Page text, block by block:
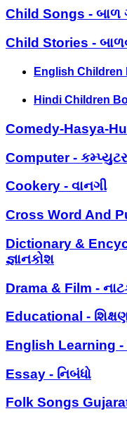
Child Songs - બાળ
Child Stories -
English Children
Hindi Children
Comedy-Hasya-
Computer - કમ્પ્યુટર
Cookery - વાનગી
Cross Word And
Dictionary &
જ્ઞાનકોશ
Drama & Film -
Educational -
English Learning
Essay - નિબંધો
Folk Songs